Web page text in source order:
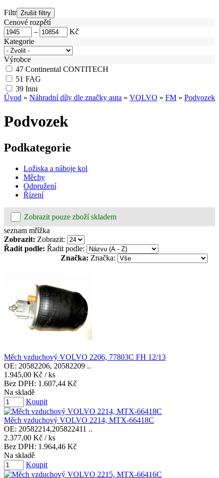
Filtr
Cenové rozpětí
–
Kč
Kategorie
Výrobce
47 Continental CONTITECH
51 FAG
39 Inni
Úvod » Náhradní díly dle značky auta » VOLVO » FM » Podvozek
Podvozek
Podkategorie
Ložiska a náboje kol
Měchy
Odpružení
Řízení
Zobrazit pouze zboží skladem
seznam mřížka
Zobrazit: Zobrazit:
Řadit podle: Řadit podle:
Značka: Značka:
Měch vzduchový VOLVO 2206, 77803C FH 12/13
OE: 20582206, 20582209 ..
1.945,00 Kč / ks
Bez DPH: 1.607,44 Kč
Na skladě
Koupit
Měch vzduchový VOLVO 2214, MTX-66418C
OE: 20582214,205822411 ..
2.377,00 Kč / ks
Bez DPH: 1.964,46 Kč
Na skladě
Koupit